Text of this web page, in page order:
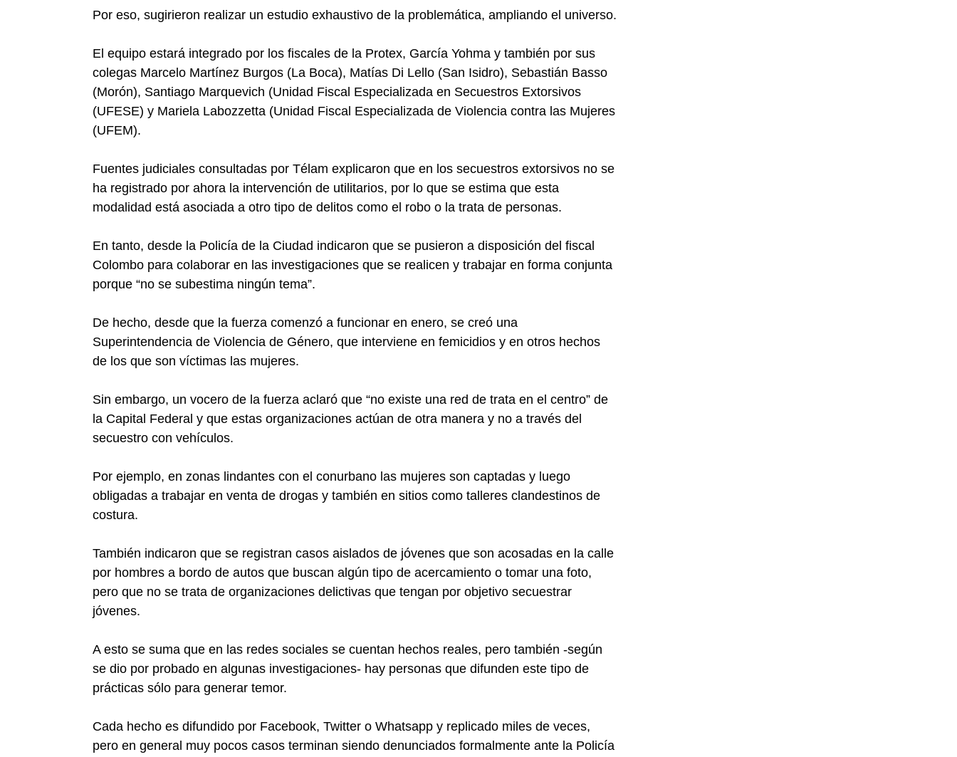
Por eso, sugirieron realizar un estudio exhaustivo de la problemática, ampliando el universo.
El equipo estará integrado por los fiscales de la Protex, García Yohma y también por sus
colegas Marcelo Martínez Burgos (La Boca), Matías Di Lello (San Isidro), Sebastián Basso
(Morón), Santiago Marquevich (Unidad Fiscal Especializada en Secuestros Extorsivos
(UFESE) y Mariela Labozzetta (Unidad Fiscal Especializada de Violencia contra las Mujeres
(UFEM).
Fuentes judiciales consultadas por Télam explicaron que en los secuestros extorsivos no se
ha registrado por ahora la intervención de utilitarios, por lo que se estima que esta
modalidad está asociada a otro tipo de delitos como el robo o la trata de personas.
En tanto, desde la Policía de la Ciudad indicaron que se pusieron a disposición del fiscal
Colombo para colaborar en las investigaciones que se realicen y trabajar en forma conjunta
porque “no se subestima ningún tema”.
De hecho, desde que la fuerza comenzó a funcionar en enero, se creó una
Superintendencia de Violencia de Género, que interviene en femicidios y en otros hechos
de los que son víctimas las mujeres.
Sin embargo, un vocero de la fuerza aclaró que “no existe una red de trata en el centro” de
la Capital Federal y que estas organizaciones actúan de otra manera y no a través del
secuestro con vehículos.
Por ejemplo, en zonas lindantes con el conurbano las mujeres son captadas y luego
obligadas a trabajar en venta de drogas y también en sitios como talleres clandestinos de
costura.
También indicaron que se registran casos aislados de jóvenes que son acosadas en la calle
por hombres a bordo de autos que buscan algún tipo de acercamiento o tomar una foto,
pero que no se trata de organizaciones delictivas que tengan por objetivo secuestrar
jóvenes.
A esto se suma que en las redes sociales se cuentan hechos reales, pero también -según
se dio por probado en algunas investigaciones- hay personas que difunden este tipo de
prácticas sólo para generar temor.
Cada hecho es difundido por Facebook, Twitter o Whatsapp y replicado miles de veces,
pero en general muy pocos casos terminan siendo denunciados formalmente ante la Policía